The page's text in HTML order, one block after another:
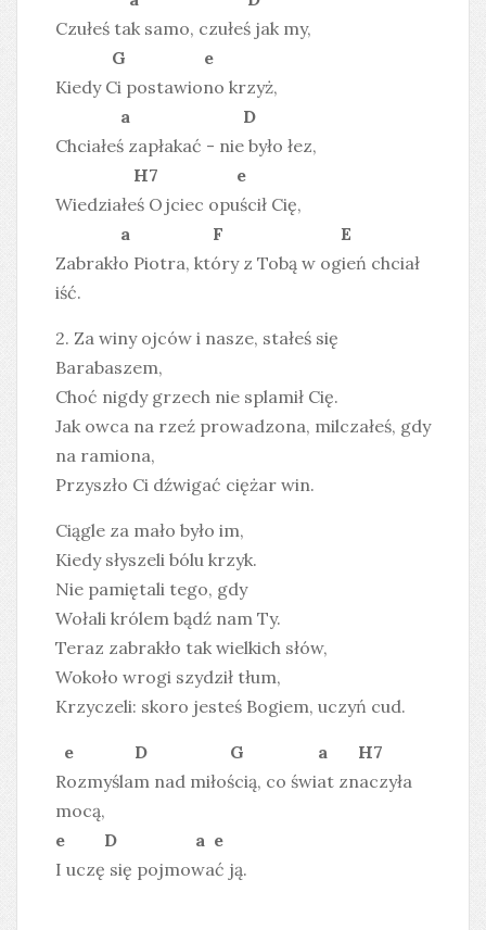
Czułeś tak samo, czułeś jak my,
G e
Kiedy Ci postawiono krzyż,
a D
Chciałeś zapłakać - nie było łez,
H7 e
Wiedziałeś Ojciec opuścił Cię,
a F E
Zabrakło Piotra, który z Tobą w ogień chciał
iść.
2. Za winy ojców i nasze, stałeś się
Barabaszem,
Choć nigdy grzech nie splamił Cię.
Jak owca na rzeź prowadzona, milczałeś, gdy
na ramiona,
Przyszło Ci dźwigać ciężar win.
Ciągle za mało było im,
Kiedy słyszeli bólu krzyk.
Nie pamiętali tego, gdy
Wołali królem bądź nam Ty.
Teraz zabrakło tak wielkich słów,
Wokoło wrogi szydził tłum,
Krzyczeli: skoro jesteś Bogiem, uczyń cud.
e D G a H7
Rozmyślam nad miłością, co świat znaczyła
mocą,
e D a e
I uczę się pojmować ją.